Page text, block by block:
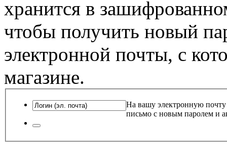
хранится в
чтобы получить новый
электронной почты, с
магазине.
На вашу электронную почту
письмо с новым паролем и